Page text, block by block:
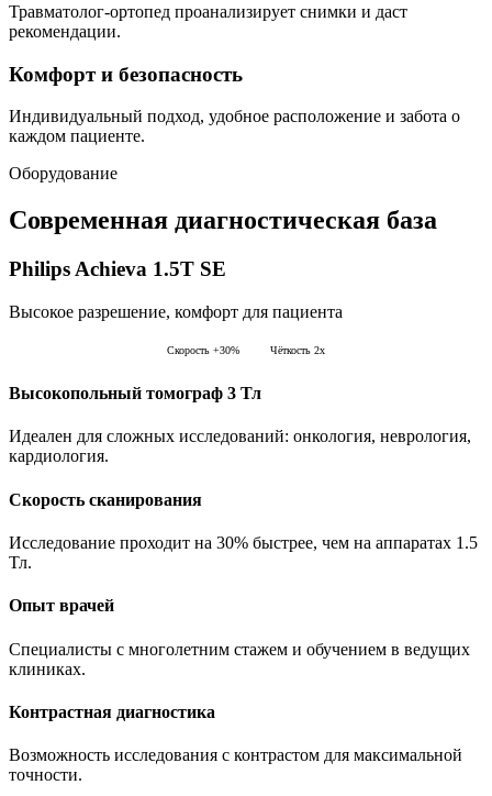
Травматолог-ортопед проанализирует снимки и даст
рекомендации.
Комфорт и безопасность
Индивидуальный подход, удобное расположение и забота о
каждом пациенте.
Оборудование
Современная диагностическая база
Philips Achieva 1.5T SE
Высокое разрешение, комфорт для пациента
Скорость +30% Чёткость 2x
Высокопольный томограф 3 Тл
Идеален для сложных исследований: онкология, неврология,
кардиология.
Скорость сканирования
Исследование проходит на 30% быстрее, чем на аппаратах 1.5
Тл.
Опыт врачей
Специалисты с многолетним стажем и обучением в ведущих
клиниках.
Контрастная диагностика
Возможность исследования с контрастом для максимальной
точности.